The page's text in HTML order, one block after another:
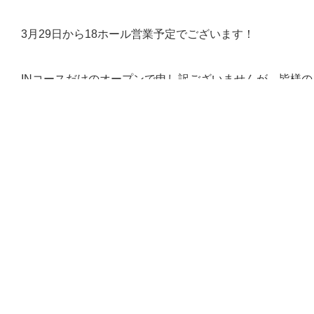
3月29日から18ホール営業予定でございます！
INコースだけのオープンで申し訳ございませんが、皆様